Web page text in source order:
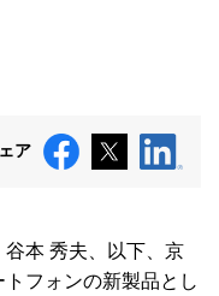
ア
本 秀夫、以下、京
フォンの新製品とし